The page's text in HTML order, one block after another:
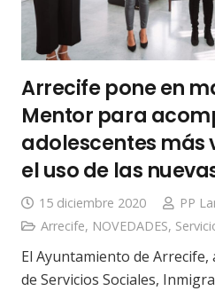
Arrecife pone en
Mentor para
adolescentes más
el uso de las
15 diciembre 2020
PP
Arrecife, NOVEDADES,
El Ayuntamiento de Arrecife,
de Servicios Sociales,